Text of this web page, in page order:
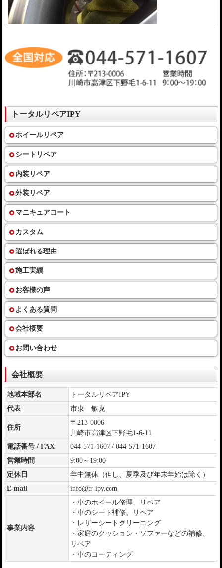
トータルリペアIPY
ホイールリペア
シートリペア
内装リペア
外装リペア
マニキュアコート
カスタム
選ばれる理由
施工実績
お客様の声
よくある質問
会社概要
お問い合わせ
会社概要
地域本部名
トータルリペアIPY
代表
市東 敏克
住所
〒213-0006
川崎市高津区下野毛1-6-11
電話番号 / FAX
044-571-1607 / 044-571-1607
営業時間
9:00～19:00
定休日
年中無休（但し、夏季及び年末年始は除く）
E-mail
info@tr-ipy.com
事業内容
・車のホイール修理、リペア
・車のシート補修、リペア
・レザーシートクリーニング
・家庭のクッション・ソファーなどの補修、
リペア
・車のコーティング